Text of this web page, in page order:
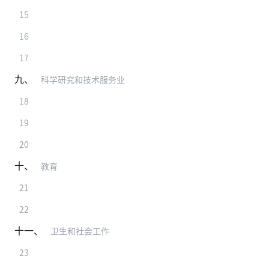
15
16
17
九、
科学研究和技术服务业
18
19
20
十、
教育
21
22
十一、
卫生和社会工作
23